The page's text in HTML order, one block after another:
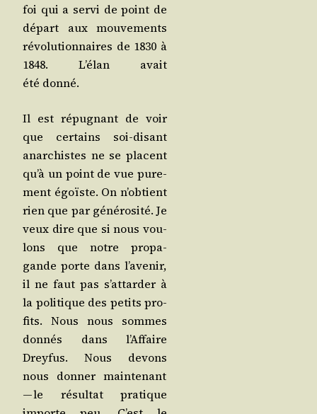
foi qui a ser­vi de point de
départ aux mou­ve­ments
révo­lu­tion­naires de 1830 à
1848. L’é­lan avait
été donné.
Il est répu­gnant de voir
que cer­tains soi-disant
anar­chistes ne se placent
qu’à un point de vue pure­
ment égoïste. On n’ob­tient
rien que par géné­ro­si­té. Je
veux dire que si nous vou­
lons que notre pro­pa­
gande porte dans l’a­ve­nir,
il ne faut pas s’at­tar­der à
la poli­tique des petits pro­
fits. Nous nous sommes
don­nés dans l’Af­faire
Drey­fus. Nous devons
nous don­ner main­te­nant
— le résul­tat pra­tique